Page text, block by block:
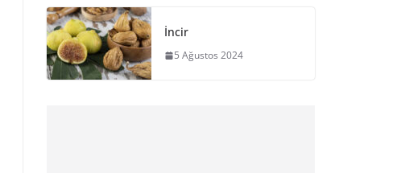
İncir
5 Ağustos 2024